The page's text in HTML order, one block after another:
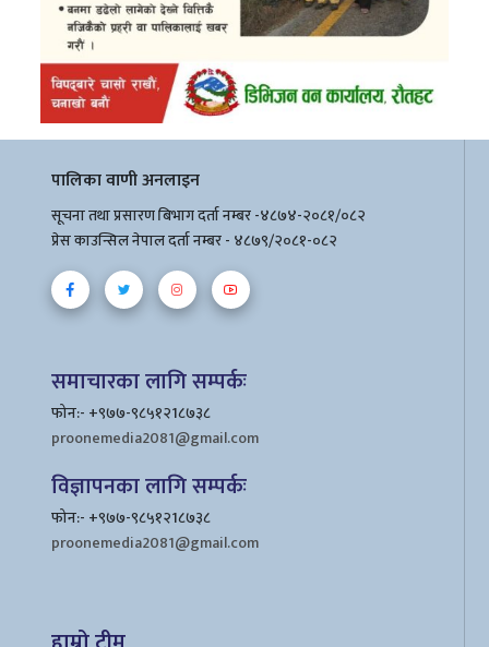
पालिका वाणी अनलाइन
सूचना तथा प्रसारण बिभाग दर्ता नम्बर -४८७४-२०८१/०८२
प्रेस काउन्सिल नेपाल दर्ता नम्बर - ४८७९/२०८१-०८२
समाचारका लागि सम्पर्कः
फोन:- +९७७-९८५१२1८७३८
proonemedia2081@gmail.com
विज्ञापनका लागि सम्पर्कः
फोन:- +९७७-९८५१२1८७३८
proonemedia2081@gmail.com